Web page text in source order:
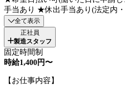
手当あり ★休出手当あり(法定内
全て表示
正社員
製造スタッフ
固定時間制
時給1,400円〜
【お仕事内容】